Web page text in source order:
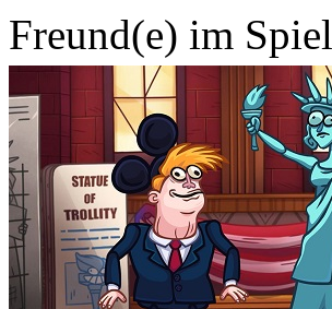
Freund(e) im Spiel